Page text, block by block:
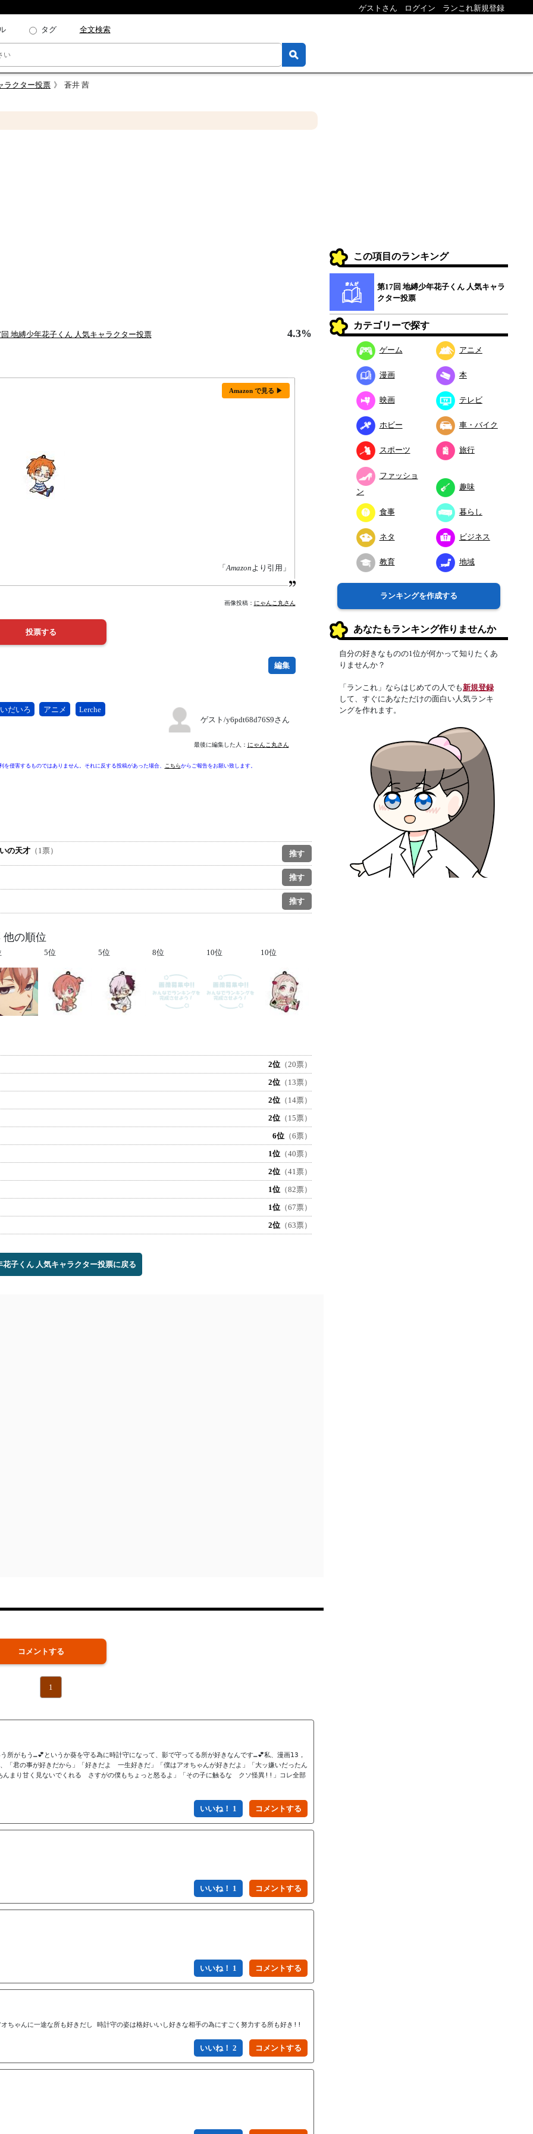
ゲストさん ログイン ランこれ新規登録
タグ 全文検索
ラクター投票 蒼井 茜
地縛少年花子くん 人気キャラクター投票 4.3%
Amazon で見る ▶
「Amazonより引用」
画像投稿： にゃんこ丸さん
だいろ アニメ Lerche
編集
ゲスト/y6pdt68d76S9さん
最後に編集した人： にゃんこ丸さん
侵害するものではありません。それに反する投稿があった場合、 こちらからご報告をお願い致します。
の天才 （1票）
他の順位
5位 5位 8位 10位 10位
2位 （20票）
2位 （13票）
2位 （14票）
2位 （15票）
6位 （6票）
1位 （40票）
2位 （41票）
1位 （82票）
1位 （67票）
2位 （63票）
花子くん 人気キャラクター投票に戻る
コメントする
1
がもう…💕というか葵を守る為に時計守になって、影で守ってる所が好きなんです…💕私、漫画13，
君の事が好きだから」「好きだよ　一生好きだ」「僕はアオちゃんが好きだよ」「大ッ嫌いだったん
まり甘く見ないでくれる　さすがの僕もちょっと怒るよ」「その子に触るな　クソ怪異!!」コレ全部
いいね！ 1
いいね！ 1
いいね！ 1
ちゃんに一途な所も好きだし 時計守の姿は格好いいし好きな相手の為にすごく努力する所も好き!!
いいね！ 2
この項目のランキング
第17回 地縛少年花子くん 人気キャラ
クター投票
カテゴリーで探す
ゲーム アニメ
漫画 本
映画 テレビ
ホビー 車・バイク
スポーツ 旅行
ファッショ
ン
趣味
食事 暮らし
ネタ ビジネス
教育 地域
ランキングを作成する
あなたもランキング作りませんか
自分の好きなものの1位が何かって知りたくあ
りませんか？
「ランこれ」ならはじめての人でも新規登録
して、すぐにあなただけの面白い人気ランキ
ングを作れます。